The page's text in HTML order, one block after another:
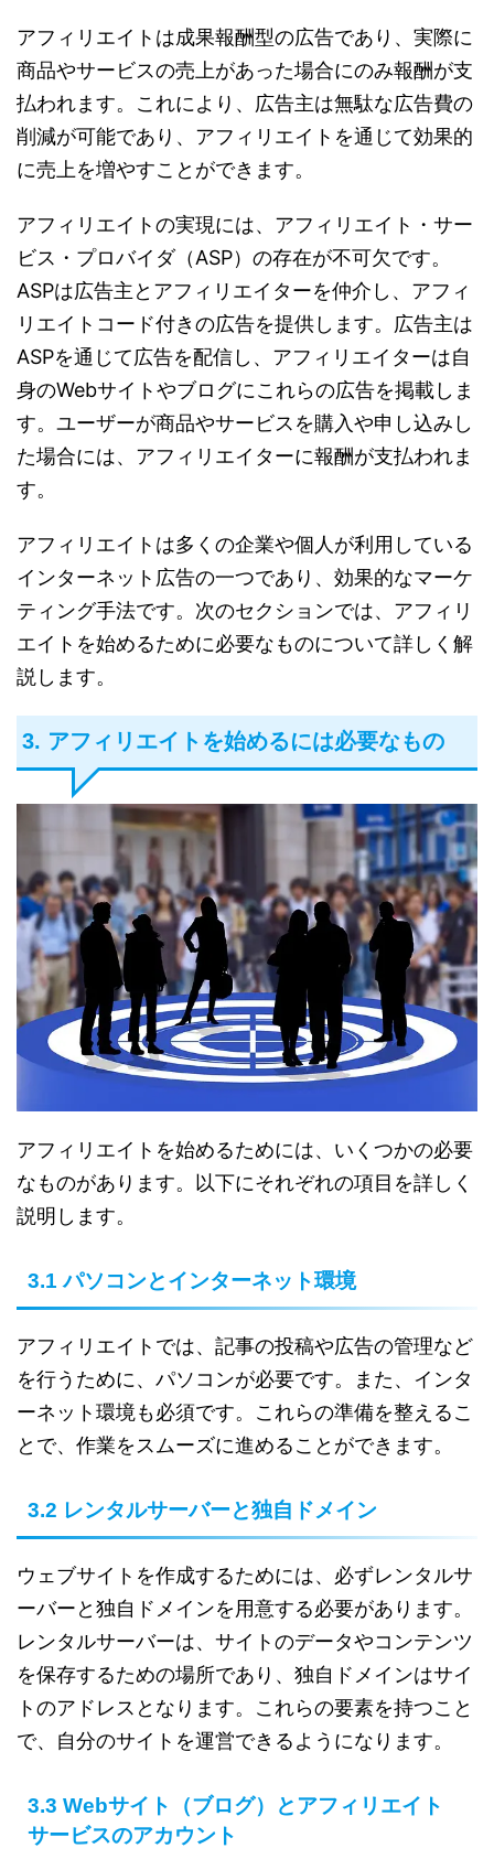
アフィリエイトは成果報酬型の広告であり、実際に
商品やサービスの売上があった場合にのみ報酬が支
払われます。これにより、広告主は無駄な広告費の
削減が可能であり、アフィリエイトを通じて効果的
に売上を増やすことができます。
アフィリエイトの実現には、アフィリエイト・サー
ビス・プロバイダ（ASP）の存在が不可欠です。
ASPは広告主とアフィリエイターを仲介し、アフィ
リエイトコード付きの広告を提供します。広告主は
ASPを通じて広告を配信し、アフィリエイターは自
身のWebサイトやブログにこれらの広告を掲載しま
す。ユーザーが商品やサービスを購入や申し込みし
た場合には、アフィリエイターに報酬が支払われま
す。
アフィリエイトは多くの企業や個人が利用している
インターネット広告の一つであり、効果的なマーケ
ティング手法です。次のセクションでは、アフィリ
エイトを始めるために必要なものについて詳しく解
説します。
3. アフィリエイトを始めるには必要なもの
アフィリエイトを始めるためには、いくつかの必要
なものがあります。以下にそれぞれの項目を詳しく
説明します。
3.1 パソコンとインターネット環境
アフィリエイトでは、記事の投稿や広告の管理など
を行うために、パソコンが必要です。また、インタ
ーネット環境も必須です。これらの準備を整えるこ
とで、作業をスムーズに進めることができます。
3.2 レンタルサーバーと独自ドメイン
ウェブサイトを作成するためには、必ずレンタルサ
ーバーと独自ドメインを用意する必要があります。
レンタルサーバーは、サイトのデータやコンテンツ
を保存するための場所であり、独自ドメインはサイ
トのアドレスとなります。これらの要素を持つこと
で、自分のサイトを運営できるようになります。
3.3 Webサイト（ブログ）とアフィリエイト
サービスのアカウント